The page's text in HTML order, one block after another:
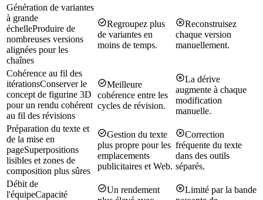
Génération de variantes
à grande
échelleProduire de
nombreuses versions
alignées pour les
chaînes
Regroupez plus
de variantes en
moins de temps.
Reconstruisez
chaque version
manuellement.
Cohérence au fil des
itérationsConserver le
concept de figurine 3D
pour un rendu cohérent
au fil des révisions
Meilleure
cohérence entre les
cycles de révision.
La dérive
augmente à chaque
modification
manuelle.
Préparation du texte et
de la mise en
pageSuperpositions
lisibles et zones de
composition plus sûres
Gestion du texte
plus propre pour les
emplacements
publicitaires et Web.
Correction
fréquente du texte
dans des outils
séparés.
Débit de
l'équipeCapacité
Un rendement
Limité par la bande